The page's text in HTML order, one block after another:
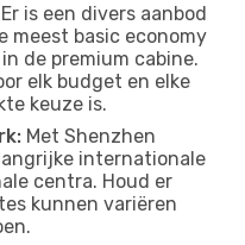
Er is een divers aanbod
meest basic economy
de premium cabine.
elk budget en elke
keuze is.
Met Shenzhen
internationale
centra. Houd er
kunnen variëren